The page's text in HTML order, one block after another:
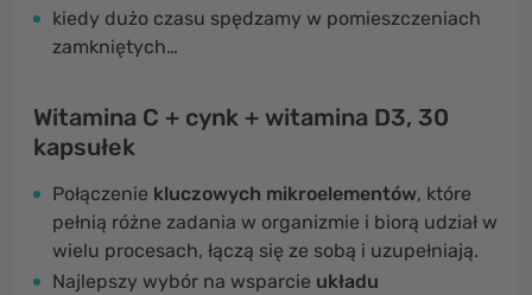
kiedy dużo czasu spędzamy w pomieszczeniach
zamkniętych…
Witamina C + cynk + witamina D3, 30
kapsułek
Połączenie kluczowych mikroelementów, które
pełnią różne zadania w organizmie i biorą udział w
wielu procesach, łączą się ze sobą i uzupełniają.
Najlepszy wybór na wsparcie układu